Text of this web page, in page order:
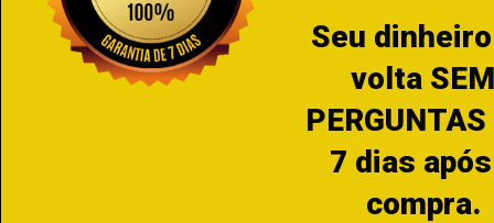
Seu
volta
7 dias
compra.